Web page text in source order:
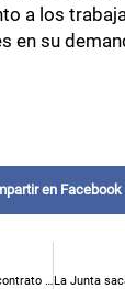
a los
en su
en Facebook
El equipo de gobierno de Guadalajara espera licitar en septiembre el contrato de renovación de la flota de autobuses